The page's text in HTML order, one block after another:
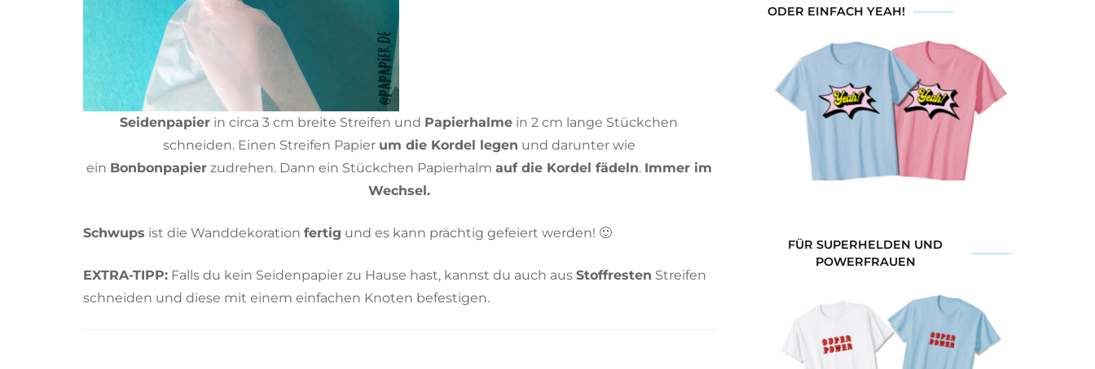
Seidenpapier in circa 3 cm breite Streifen und Papierhalme in 2 cm lange Stückchen
schneiden. Einen Streifen Papier um die Kordel legen und darunter wie
ein Bonbonpapierzudrehen. Dann ein Stückchen Papierhalm auf die Kordel fädeln. Immer im
Wechsel.
Schwups ist die Wanddekoration fertig und es kann prächtig gefeiert werden! 🙂
EXTRA-TIPP: Falls du kein Seidenpapier zu Hause hast, kannst du auch aus Stoffresten Streifen
schneiden und diese mit einem einfachen Knoten befestigen.
ODER EINFACH YEAH!
FÜR SUPERHELDEN UND
POWERFRAUEN